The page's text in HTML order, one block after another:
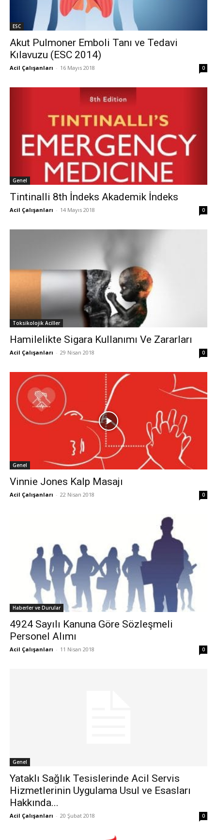
ESC
Akut Pulmoner Emboli Tanı ve Tedavi
Kılavuzu (ESC 2014)
Acil Çalışanları - 16 Mayıs 2018 0
Genel
Tintinalli 8th İndeks Akademik İndeks
Acil Çalışanları - 14 Mayıs 2018 0
Toksikolojik Aciller
Hamilelikte Sigara Kullanımı Ve Zararları
Acil Çalışanları - 29 Nisan 2018 0
Genel
Vinnie Jones Kalp Masajı
Acil Çalışanları - 22 Nisan 2018 0
Haberler ve Durular
4924 Sayılı Kanuna Göre Sözleşmeli
Personel Alımı
Acil Çalışanları - 11 Nisan 2018 0
Genel
Yataklı Sağlık Tesislerinde Acil Servis
Hizmetlerinin Uygulama Usul ve Esasları
Hakkında...
Acil Çalışanları - 20 Şubat 2018 0